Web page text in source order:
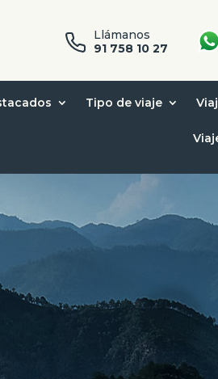
Llámanos
91 758 10 27
Tipo de viaje